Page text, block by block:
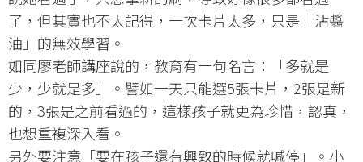
了，但其實也不太記得，一次卡片太多，只是「沾醬
油」的無效學習。
如同廖老師講座說的，教育有一句名言：「多就是
少，少就是多」。譬如一天只能選5張卡片，2張是新
的，3張是之前看過的，這樣孩子就更為珍惜，認真，
也想重複深入看。
另外要注意「要在孩子還有興致的時候就喊停」。小